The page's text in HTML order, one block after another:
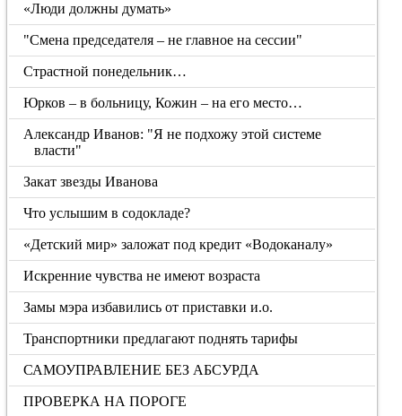
«Люди должны думать»
"Смена председателя – не главное на сессии"
Страстной понедельник…
Юрков – в больницу, Кожин – на его место…
Александр Иванов: "Я не подхожу этой системе
власти"
Закат звезды Иванова
Что услышим в содокладе?
«Детский мир» заложат под кредит «Водоканалу»
Искренние чувства не имеют возраста
Замы мэра избавились от приставки и.о.
Транспортники предлагают поднять тарифы
САМОУПРАВЛЕНИЕ БЕЗ АБСУРДА
ПРОВЕРКА НА ПОРОГЕ